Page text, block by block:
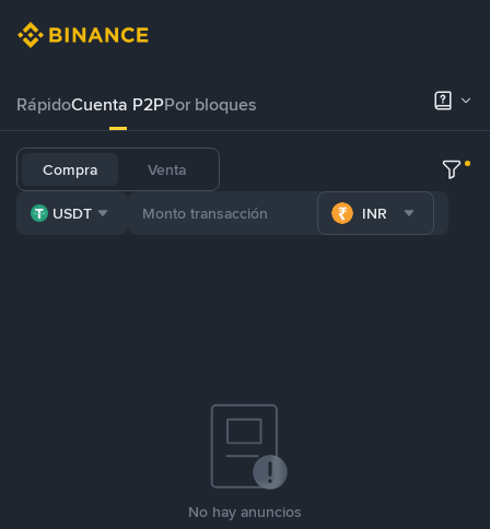
RápidoCuenta P2PPor bloques
Compra Venta
USDT INR
No hay anuncios